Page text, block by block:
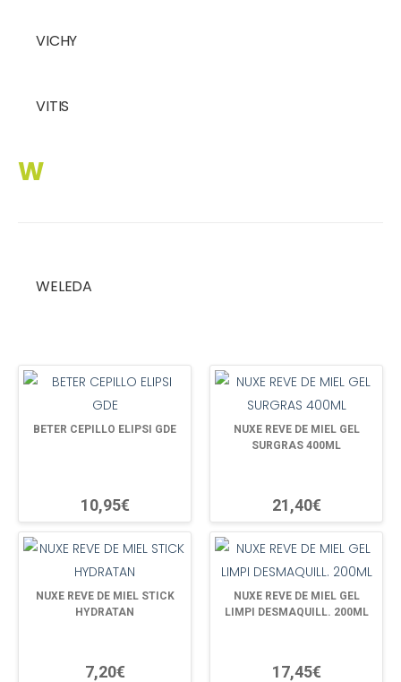
VICHY
VITIS
W
WELEDA
BETER CEPILLO ELIPSI GDE
10,95€
NUXE REVE DE MIEL GEL
SURGRAS 400ML
21,40€
NUXE REVE DE MIEL STICK
HYDRATAN
7,20€
NUXE REVE DE MIEL GEL
LIMPI DESMAQUILL. 200ML
17,45€